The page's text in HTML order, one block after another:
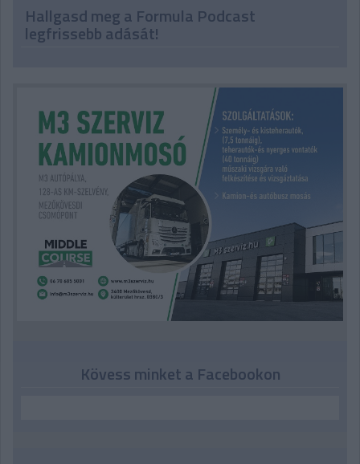
Hallgasd meg a Formula Podcast
legfrissebb adását!
Kövess minket a Facebookon